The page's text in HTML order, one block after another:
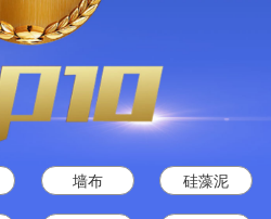
墙布 硅藻泥